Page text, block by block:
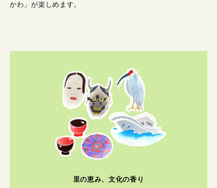
かわ」が楽しめます。
里の恵み、文化の香り